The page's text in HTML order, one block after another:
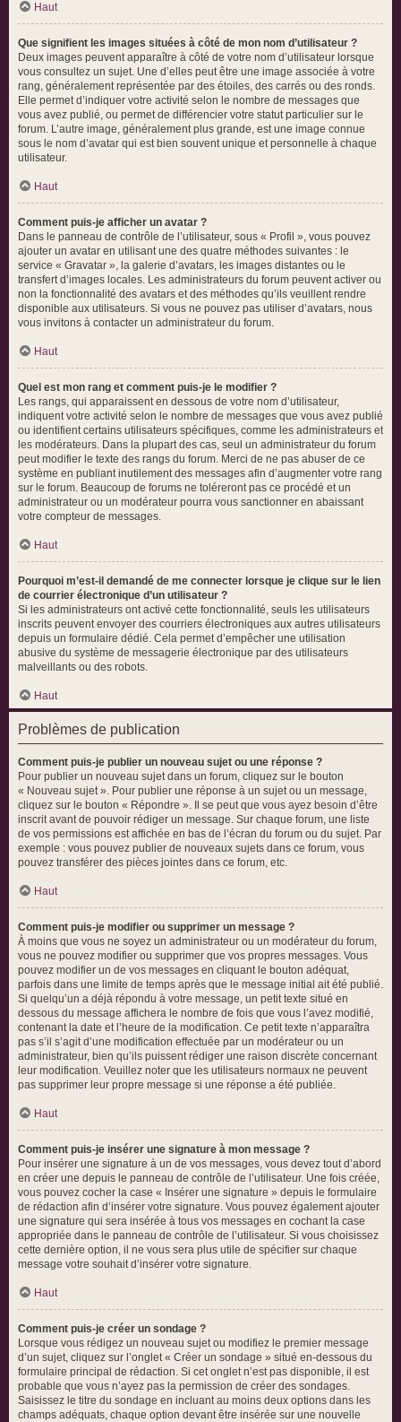
Haut
Que signifient les images situées à côté de mon nom d’utilisateur ?
Deux images peuvent apparaître à côté de votre nom d’utilisateur lorsque
vous consultez un sujet. Une d’elles peut être une image associée à votre
rang, généralement représentée par des étoiles, des carrés ou des ronds.
Elle permet d’indiquer votre activité selon le nombre de messages que
vous avez publié, ou permet de différencier votre statut particulier sur le
forum. L’autre image, généralement plus grande, est une image connue
sous le nom d’avatar qui est bien souvent unique et personnelle à chaque
utilisateur.
Haut
Comment puis-je afficher un avatar ?
Dans le panneau de contrôle de l’utilisateur, sous « Profil », vous pouvez
ajouter un avatar en utilisant une des quatre méthodes suivantes : le
service « Gravatar », la galerie d’avatars, les images distantes ou le
transfert d’images locales. Les administrateurs du forum peuvent activer ou
non la fonctionnalité des avatars et des méthodes qu’ils veuillent rendre
disponible aux utilisateurs. Si vous ne pouvez pas utiliser d’avatars, nous
vous invitons à contacter un administrateur du forum.
Haut
Quel est mon rang et comment puis-je le modifier ?
Les rangs, qui apparaissent en dessous de votre nom d’utilisateur,
indiquent votre activité selon le nombre de messages que vous avez publié
ou identifient certains utilisateurs spécifiques, comme les administrateurs et
les modérateurs. Dans la plupart des cas, seul un administrateur du forum
peut modifier le texte des rangs du forum. Merci de ne pas abuser de ce
système en publiant inutilement des messages afin d’augmenter votre rang
sur le forum. Beaucoup de forums ne toléreront pas ce procédé et un
administrateur ou un modérateur pourra vous sanctionner en abaissant
votre compteur de messages.
Haut
Pourquoi m’est-il demandé de me connecter lorsque je clique sur le lien
de courrier électronique d’un utilisateur ?
Si les administrateurs ont activé cette fonctionnalité, seuls les utilisateurs
inscrits peuvent envoyer des courriers électroniques aux autres utilisateurs
depuis un formulaire dédié. Cela permet d’empêcher une utilisation
abusive du système de messagerie électronique par des utilisateurs
malveillants ou des robots.
Haut
Problèmes de publication
Comment puis-je publier un nouveau sujet ou une réponse ?
Pour publier un nouveau sujet dans un forum, cliquez sur le bouton
« Nouveau sujet ». Pour publier une réponse à un sujet ou un message,
cliquez sur le bouton « Répondre ». Il se peut que vous ayez besoin d’être
inscrit avant de pouvoir rédiger un message. Sur chaque forum, une liste
de vos permissions est affichée en bas de l’écran du forum ou du sujet. Par
exemple : vous pouvez publier de nouveaux sujets dans ce forum, vous
pouvez transférer des pièces jointes dans ce forum, etc.
Haut
Comment puis-je modifier ou supprimer un message ?
À moins que vous ne soyez un administrateur ou un modérateur du forum,
vous ne pouvez modifier ou supprimer que vos propres messages. Vous
pouvez modifier un de vos messages en cliquant le bouton adéquat,
parfois dans une limite de temps après que le message initial ait été publié.
Si quelqu’un a déjà répondu à votre message, un petit texte situé en
dessous du message affichera le nombre de fois que vous l’avez modifié,
contenant la date et l’heure de la modification. Ce petit texte n’apparaîtra
pas s’il s’agit d’une modification effectuée par un modérateur ou un
administrateur, bien qu’ils puissent rédiger une raison discrète concernant
leur modification. Veuillez noter que les utilisateurs normaux ne peuvent
pas supprimer leur propre message si une réponse a été publiée.
Haut
Comment puis-je insérer une signature à mon message ?
Pour insérer une signature à un de vos messages, vous devez tout d’abord
en créer une depuis le panneau de contrôle de l’utilisateur. Une fois créée,
vous pouvez cocher la case « Insérer une signature » depuis le formulaire
de rédaction afin d’insérer votre signature. Vous pouvez également ajouter
une signature qui sera insérée à tous vos messages en cochant la case
appropriée dans le panneau de contrôle de l’utilisateur. Si vous choisissez
cette dernière option, il ne vous sera plus utile de spécifier sur chaque
message votre souhait d’insérer votre signature.
Haut
Comment puis-je créer un sondage ?
Lorsque vous rédigez un nouveau sujet ou modifiez le premier message
d’un sujet, cliquez sur l’onglet « Créer un sondage » situé en-dessous du
formulaire principal de rédaction. Si cet onglet n’est pas disponible, il est
probable que vous n’ayez pas la permission de créer des sondages.
Saisissez le titre du sondage en incluant au moins deux options dans les
champs adéquats, chaque option devant être insérée sur une nouvelle